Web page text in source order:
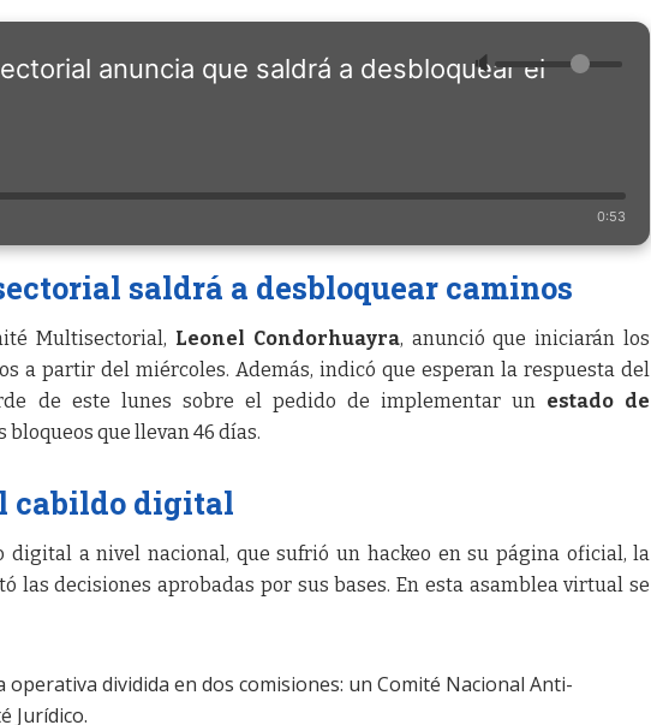
anuncia que saldrá a desbloquear el
🔈
0:53
saldrá a desbloquear caminos
Multisectorial, Leonel Condorhuayra, anunció que iniciarán los
a partir del miércoles. Además, indicó que esperan la respuesta del
de este lunes sobre el pedido de implementar un estado de
bloqueos que llevan 46 días.
cabildo digital
digital a nivel nacional, que sufrió un hackeo en su página oficial, la
las decisiones aprobadas por sus bases. En esta asamblea virtual se
dividida en dos comisiones: un Comité Nacional Anti-
Jurídico.